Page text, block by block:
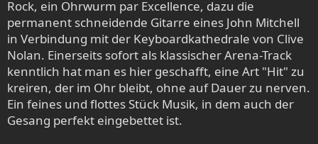
Rock, ein Ohrwurm par Excellence, dazu die
permanent schneidende Gitarre eines John Mitchell
in Verbindung mit der Keyboardkathedrale von Clive
Nolan. Einerseits sofort als klassischer Arena-Track
kenntlich hat man es hier geschafft, eine Art "Hit" zu
kreiren, der im Ohr bleibt, ohne auf Dauer zu nerven.
Ein feines und flottes Stück Musik, in dem auch der
Gesang perfekt eingebettet ist.